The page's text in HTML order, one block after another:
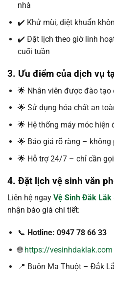
nhà
✔️ Khử mùi, diệt khuẩn
✔️ Đặt lịch theo giờ linh
cuối tuần
3. Ưu điểm của dịch vụ
🌟 Nhân viên được đào tạo
🌟 Sử dụng hóa chất an
🌟 Hệ thống máy móc hiện
🌟 Báo giá rõ ràng – không
🌟 Hỗ trợ 24/7 – chỉ cần
4. Đặt lịch vệ sinh văn
Liên hệ ngay Vệ Sinh Đắk Lắk
nhận báo giá chi tiết:
📞 Hotline: 0947 78 66 33
🌐https://vesinhdaklak.com
📍 Buôn Ma Thuột – Đắk